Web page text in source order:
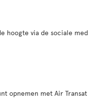
hoogte via de sociale
opnemen met Air